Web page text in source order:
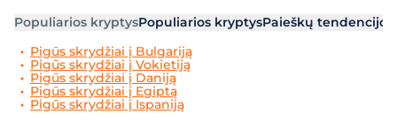
Populiarios kryptysPopuliarios kryptysPaieškų tendencijos
Pigūs skrydžiai į Bulgariją
Pigūs skrydžiai į Vokietiją
Pigūs skrydžiai į Daniją
Pigūs skrydžiai į Egiptą
Pigūs skrydžiai į Ispaniją